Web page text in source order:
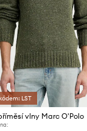
LST
vlny Marc O'Polo